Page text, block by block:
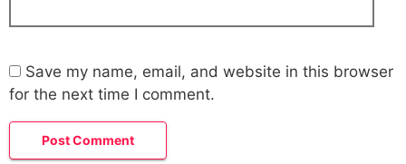
Save my name, email, and website in this browser
for the next time I comment.